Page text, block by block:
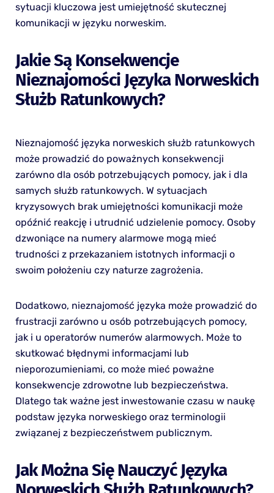
sytuacji kluczowa jest umiejętność skutecznej
komunikacji w języku norweskim.
Jakie Są Konsekwencje
Nieznajomości Języka Norweskich
Służb Ratunkowych?
Nieznajomość języka norweskich służb ratunkowych
może prowadzić do poważnych konsekwencji
zarówno dla osób potrzebujących pomocy, jak i dla
samych służb ratunkowych. W sytuacjach
kryzysowych brak umiejętności komunikacji może
opóźnić reakcję i utrudnić udzielenie pomocy. Osoby
dzwoniące na numery alarmowe mogą mieć
trudności z przekazaniem istotnych informacji o
swoim położeniu czy naturze zagrożenia.
Dodatkowo, nieznajomość języka może prowadzić do
frustracji zarówno u osób potrzebujących pomocy,
jak i u operatorów numerów alarmowych. Może to
skutkować błędnymi informacjami lub
nieporozumieniami, co może mieć poważne
konsekwencje zdrowotne lub bezpieczeństwa.
Dlatego tak ważne jest inwestowanie czasu w naukę
podstaw języka norweskiego oraz terminologii
związanej z bezpieczeństwem publicznym.
Jak Można Się Nauczyć Języka